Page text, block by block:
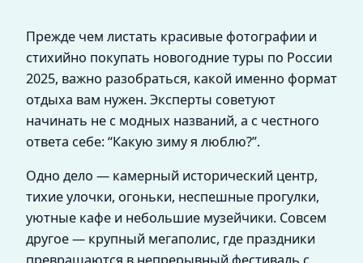
Прежде чем листать красивые фотографии и
стихийно покупать новогодние туры по России
2025, важно разобраться, какой именно формат
отдыха вам нужен. Эксперты советуют
начинать не с модных названий, а с честного
ответа себе: “Какую зиму я люблю?”.
Одно дело — камерный исторический центр,
тихие улочки, огоньки, неспешные прогулки,
уютные кафе и небольшие музейчики. Совсем
другое — крупный мегаполис, где праздники